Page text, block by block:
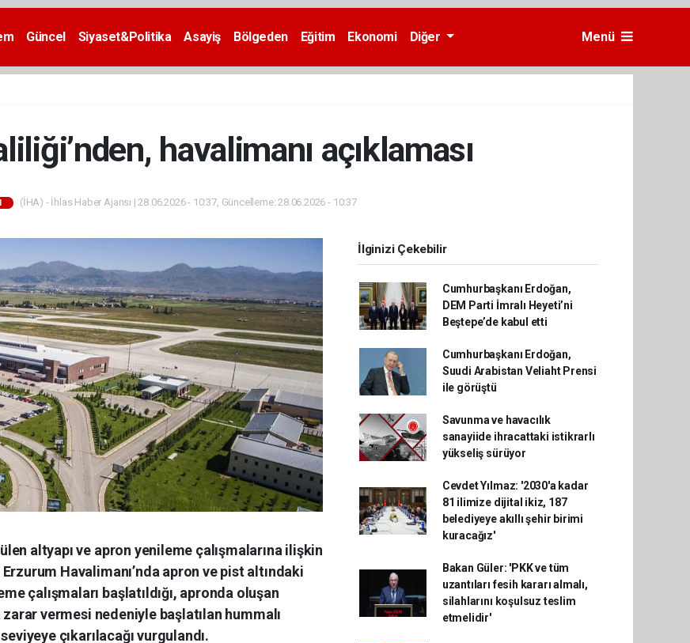
Güncel Siyaset&Politika Asayiş Bölgeden Eğitim Ekonomi Diğer Menü
havalimanı açıklaması
(İHA) - İhlas Haber Ajansı | 28.06.2026 - 10:37, Güncelleme: 28.06.2026 - 10:37
altyapı ve apron yenileme çalışmalarına ilişkin
Havalimanı’nda apron ve pist altındaki
çalışmaları başlatıldığı, apronda oluşan
vermesi nedeniyle başlatılan hummalı
çıkarılacağı vurgulandı.
İlginizi Çekebilir
Cumhurbaşkanı Erdoğan,
DEM Parti İmralı Heyeti’ni
Beştepe’de kabul etti
Cumhurbaşkanı Erdoğan,
Suudi Arabistan Veliaht Prensi
ile görüştü
Savunma ve havacılık
sanayiide ihracattaki istikrarlı
yükseliş sürüyor
Cevdet Yılmaz: '2030'a kadar
81 ilimize dijital ikiz, 187
belediyeye akıllı şehir birimi
kuracağız'
Bakan Güler: 'PKK ve tüm
uzantıları fesih kararı almalı,
silahlarını koşulsuz teslim
etmelidir'